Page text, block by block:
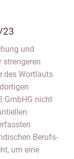
23
und
strengeren
des Wortlauts
GmbHG nicht
Berufs-
um eine